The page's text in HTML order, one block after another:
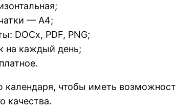
— А4;
DOCx, PDF, PNG;
на каждый день;
календаря, чтобы иметь
качества.